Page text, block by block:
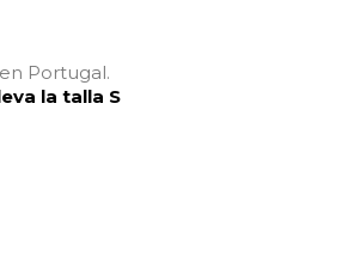
Portugal.
la talla S